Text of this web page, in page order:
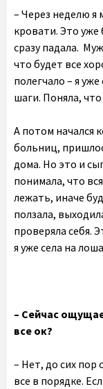
– Через неделю я
кровати. Это уже
сразу падала.
что будет все
полегчало – я
шаги. Поняла, что
А потом начался
больниц,
дома. Но это и
понимала, что
лежать, иначе
ползала,
проверяла себя.
я уже села на
– Сейчас
все ок?
– Нет, до сих пор
все в порядке.